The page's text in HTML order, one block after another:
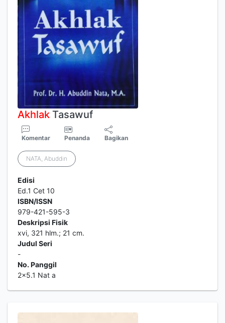
Akhlak Tasawuf
Komentar Penanda Bagikan
NATA, Abuddin
Edisi
Ed.1 Cet 10
ISBN/ISSN
979-421-595-3
Deskripsi Fisik
xvi, 321 hlm.; 21 cm.
Judul Seri
-
No. Panggil
2x5.1 Nat a